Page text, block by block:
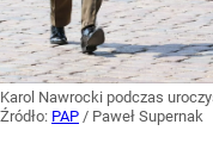
Karol Nawrocki podczas
Źródło: PAP / Paweł Supernak